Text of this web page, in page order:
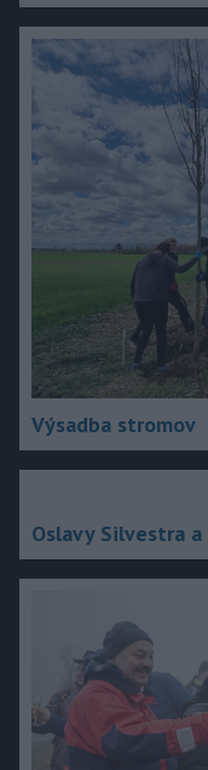
Výsadba stromov
Oslavy Silvestra